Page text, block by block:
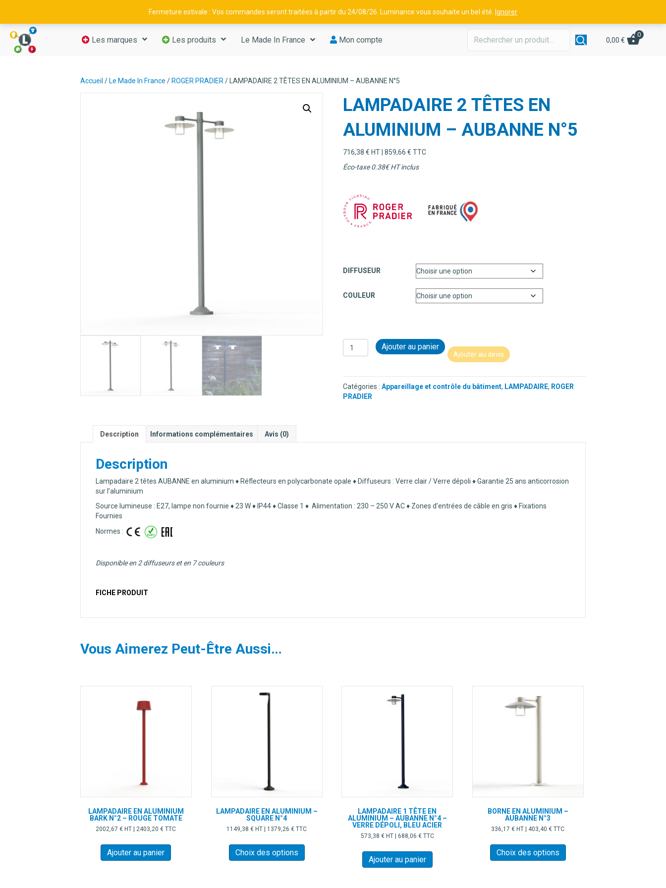
Fermeture estivale : Vos commandes seront traitées à partir du 24/08/26. Luminance vous souhaite un bel été. Ignorer
contact@luminance-fr.com
Les marques Les produits Le Made In France Mon compte 0,00 €
0
Accueil / Le Made In France / ROGER PRADIER / LAMPADAIRE 2 TÊTES EN ALUMINIUM – AUBANNE N°5
LAMPADAIRE 2 TÊTES EN
ALUMINIUM – AUBANNE N°5
716,38€ HT |859,66€ TTC
Éco-taxe 0.38€ HT inclus
DIFFUSEUR
COULEUR
quantité
de
TÊTES
EN
Ajouter au panier
Ajouter au devis
Catégories :Appareillage et contrôle du bâtiment, LAMPADAIRE, ROGER
PRADIER
Description Informations complémentaires Avis (0)
Description
Lampadaire 2 têtes AUBANNE en aluminium ♦ Réflecteurs en polycarbonate opale ♦ Diffuseurs : Verre clair / Verre dépoli ♦ Garantie 25 ans anticorrosion
sur l’aluminium
Source lumineuse : E27, lampe non fournie ♦ 23 W ♦ IP44 ♦ Classe 1 ♦ Alimentation : 230 – 250 V AC ♦ Zones d’entrées de câble en gris ♦ Fixations
Fournies
Normes :
Disponible en 2 diffuseurs et en 7 couleurs
FICHE PRODUIT
Vous Aimerez Peut-Être Aussi…
LAMPADAIRE EN ALUMINIUM
BARK N°2 – ROUGE TOMATE
2002,67€ HT | 2403,20€ TTC
Ajouter au panier
LAMPADAIRE EN ALUMINIUM –
SQUARE N°4
1149,38€ HT | 1379,26€ TTC
Choix des options
a
LAMPADAIRE 1 TÊTE EN
ALUMINIUM – AUBANNE N°4 –
VERRE DÉPOLI, BLEU ACIER
573,38 €HT | 688,06 €TTC
Ajouter au panier
BORNE EN ALUMINIUM –
AUBANNE N°3
336,17€ HT | 403,40€ TTC
Choix des options
a